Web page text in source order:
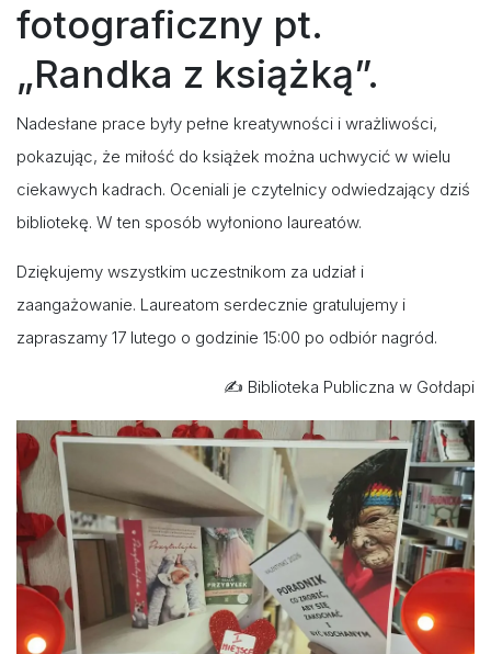
fotograficzny pt.
„Randka z książką”.
Nadesłane prace były pełne kreatywności i wrażliwości,
pokazując, że miłość do książek można uchwycić w wielu
ciekawych kadrach. Oceniali je czytelnicy odwiedzający dziś
bibliotekę. W ten sposób wyłoniono laureatów.
Dziękujemy wszystkim uczestnikom za udział i
zaangażowanie. Laureatom serdecznie gratulujemy i
zapraszamy 17 lutego o godzinie 15:00 po odbiór nagród.
✍️ Biblioteka Publiczna w Gołdapi